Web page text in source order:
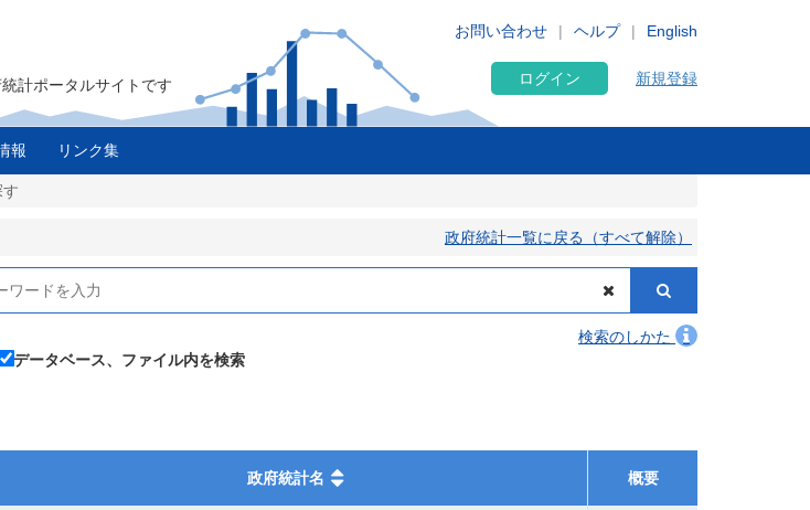
English
お問い合わせ ヘルプ
計ポータルサイトです ログイン 新規登録
報 リンク集
政府統計一覧に戻る（すべて解除）
検索のしかた
データベース、ファイル内を検索
政府統計名 概要